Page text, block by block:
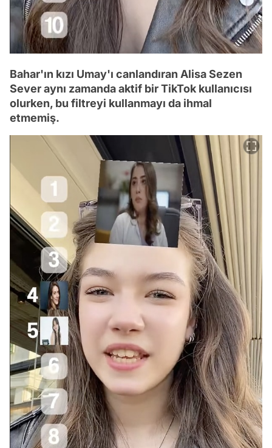
Bahar'ın kızı Umay'ı canlandıran Alisa Sezen
Sever aynı zamanda aktif bir TikTok kullanıcısı
olurken, bu filtreyi kullanmayı da ihmal
etmemiş.